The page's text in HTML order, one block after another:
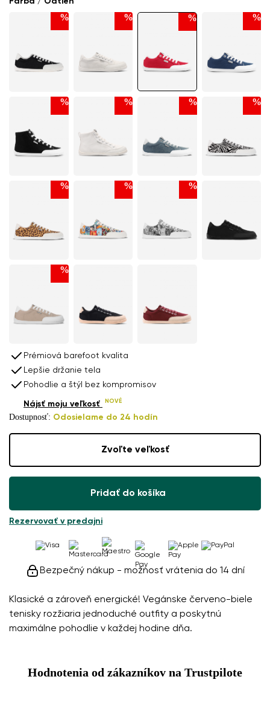
Klasické a zároveň energické! Vegánske červeno-biele
tenisky rozžiaria jednoduché outfity a poskytnú
maximálne pohodlie v každej hodine dňa.
% % % %
% % % %
% % %
%
Prémiová barefoot kvalita
Lepšie držanie tela
Pohodlie a štýl bez kompromisov
Dostupnosť: Odosielame do 24 hodín
Nájsť moju veľkosť NOVÉ
Zvoľte veľkosť
Pridať do košíka
Rezervovať v predajni
Bezpečný nákup - možnosť vrátenia do 14 dní
Hodnotenia od zákazníkov na Trustpilote